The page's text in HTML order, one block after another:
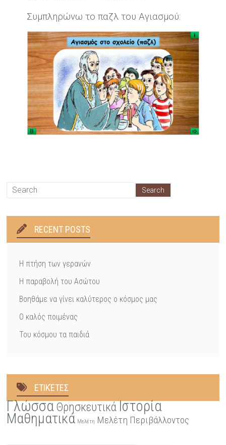
Συμπληρώνω το παζλ του Αγιασμού:
RECENT POSTS
Η πτήση των γερανών
Η παραβολή του Ασώτου
Βοηθάμε να γίνει καλύτερος ο κόσμος μας
Ο καλός ποιμένας
Του κόσμου τα παιδιά
ΕΤΙΚΈΤΕΣ
ΓλώσσαΘρησκευτικάΙστορία
Μαθηματικά Μελέτη Μελέτη Περιβάλλοντος